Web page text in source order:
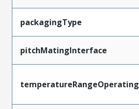
packagingType
pitchMatingInterface
temperatureRangeOperating